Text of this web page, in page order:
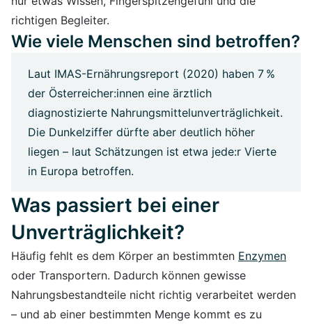
richtigen Begleiter.
Wie viele Menschen sind betroffen?
Laut IMAS-Ernährungsreport (2020) haben 7 %
der Österreicher:innen eine ärztlich
diagnostizierte Nahrungsmittelunverträglichkeit.
Die Dunkelziffer dürfte aber deutlich höher
liegen – laut Schätzungen ist etwa jede:r Vierte
in Europa betroffen.
Was passiert bei einer
Unverträglichkeit?
Häufig fehlt es dem Körper an bestimmten Enzymen
oder Transportern. Dadurch können gewisse
Nahrungsbestandteile nicht richtig verarbeitet werden
– und ab einer bestimmten Menge kommt es zu